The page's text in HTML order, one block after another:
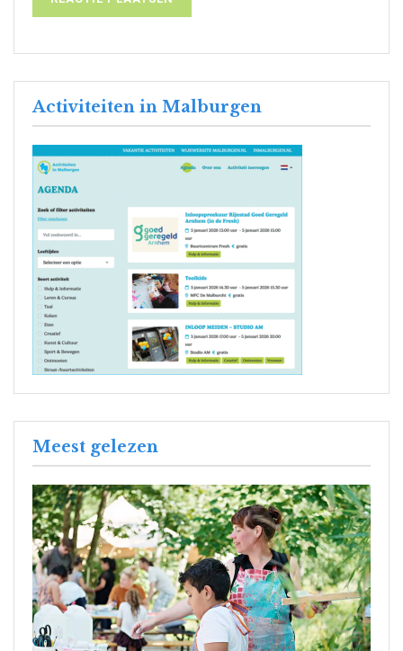
Activiteiten in Malburgen
Meest gelezen